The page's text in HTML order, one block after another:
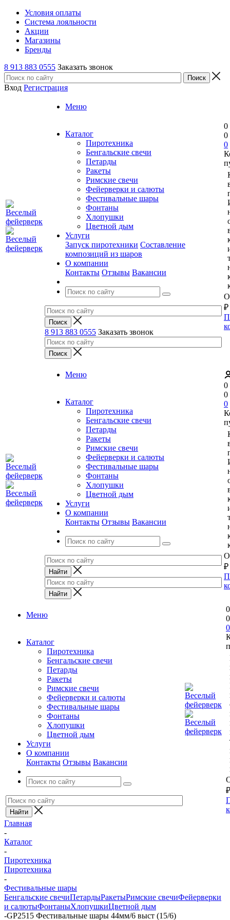
Условия оплаты
Система лояльности
Акции
Магазины
Бренды
8 913 883 0555 Заказать звонок
Вход Регистрация
Меню
Каталог
Пиротехника
Бенгальские свечи
Петарды
Ракеты
Римские свечи
Фейерверки и салюты
Фестивальные шары
Фонтаны
Хлопушки
Цветной дым
Услуги
Запуск пиротехники Составление
композиций из шаров
О компании
Контакты Отзывы Вакансии
8 913 883 0555 Заказать звонок
0
0
0
₽
Меню
Каталог
Пиротехника
Бенгальские свечи
Петарды
Ракеты
Римские свечи
Фейерверки и салюты
Фестивальные шары
Фонтаны
Хлопушки
Цветной дым
Услуги
О компании
Контакты Отзывы Вакансии
0
0
0
₽
Меню
Каталог
Пиротехника
Бенгальские свечи
Петарды
Ракеты
Римские свечи
Фейерверки и салюты
Фестивальные шары
Фонтаны
Хлопушки
Цветной дым
Услуги
О компании
Контакты Отзывы Вакансии
0
0
0
₽
Главная
-
Каталог
-
Пиротехника
Пиротехника
-
Фестивальные шары
Бенгальские свечиПетардыРакетыРимские свечиФейерверки
и салютыФонтаныХлопушкиЦветной дым
-GP2515 Фестивальные шары 44мм/6 выст (15/6)